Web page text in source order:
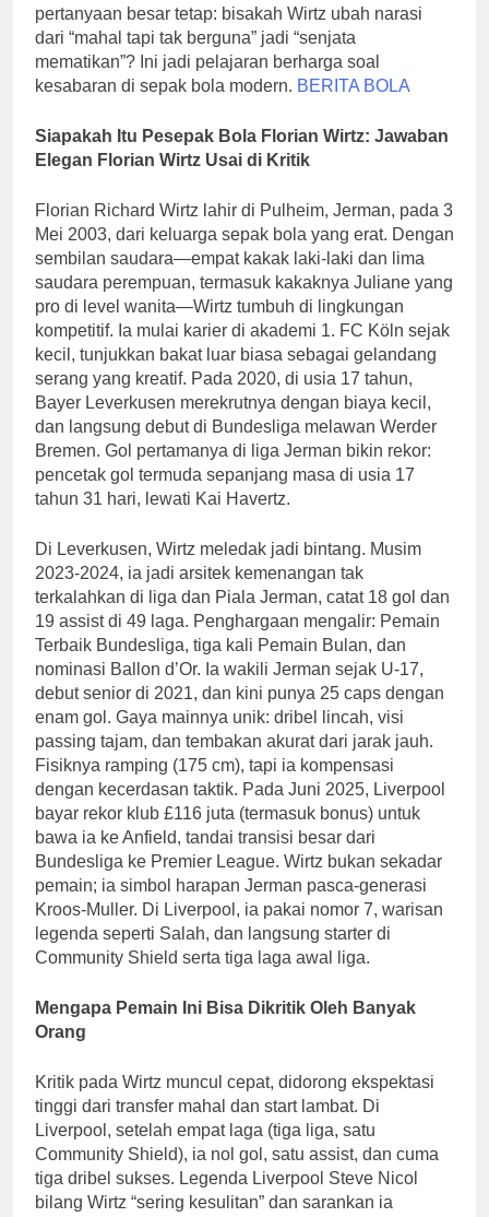
pertanyaan besar tetap: bisakah Wirtz ubah narasi
dari “mahal tapi tak berguna” jadi “senjata
mematikan”? Ini jadi pelajaran berharga soal
kesabaran di sepak bola modern. BERITA BOLA
Siapakah Itu Pesepak Bola Florian Wirtz: Jawaban
Elegan Florian Wirtz Usai di Kritik
Florian Richard Wirtz lahir di Pulheim, Jerman, pada 3
Mei 2003, dari keluarga sepak bola yang erat. Dengan
sembilan saudara—empat kakak laki-laki dan lima
saudara perempuan, termasuk kakaknya Juliane yang
pro di level wanita—Wirtz tumbuh di lingkungan
kompetitif. Ia mulai karier di akademi 1. FC Köln sejak
kecil, tunjukkan bakat luar biasa sebagai gelandang
serang yang kreatif. Pada 2020, di usia 17 tahun,
Bayer Leverkusen merekrutnya dengan biaya kecil,
dan langsung debut di Bundesliga melawan Werder
Bremen. Gol pertamanya di liga Jerman bikin rekor:
pencetak gol termuda sepanjang masa di usia 17
tahun 31 hari, lewati Kai Havertz.
Di Leverkusen, Wirtz meledak jadi bintang. Musim
2023-2024, ia jadi arsitek kemenangan tak
terkalahkan di liga dan Piala Jerman, catat 18 gol dan
19 assist di 49 laga. Penghargaan mengalir: Pemain
Terbaik Bundesliga, tiga kali Pemain Bulan, dan
nominasi Ballon d’Or. Ia wakili Jerman sejak U-17,
debut senior di 2021, dan kini punya 25 caps dengan
enam gol. Gaya mainnya unik: dribel lincah, visi
passing tajam, dan tembakan akurat dari jarak jauh.
Fisiknya ramping (175 cm), tapi ia kompensasi
dengan kecerdasan taktik. Pada Juni 2025, Liverpool
bayar rekor klub £116 juta (termasuk bonus) untuk
bawa ia ke Anfield, tandai transisi besar dari
Bundesliga ke Premier League. Wirtz bukan sekadar
pemain; ia simbol harapan Jerman pasca-generasi
Kroos-Muller. Di Liverpool, ia pakai nomor 7, warisan
legenda seperti Salah, dan langsung starter di
Community Shield serta tiga laga awal liga.
Mengapa Pemain Ini Bisa Dikritik Oleh Banyak
Orang
Kritik pada Wirtz muncul cepat, didorong ekspektasi
tinggi dari transfer mahal dan start lambat. Di
Liverpool, setelah empat laga (tiga liga, satu
Community Shield), ia nol gol, satu assist, dan cuma
tiga dribel sukses. Legenda Liverpool Steve Nicol
bilang Wirtz “sering kesulitan” dan sarankan ia